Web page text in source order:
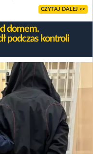
CZYTAJ DALEJ >>
domem.
podczas kontroli